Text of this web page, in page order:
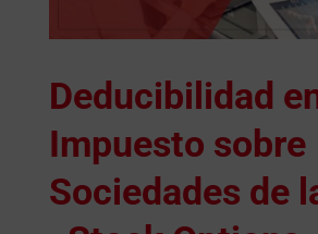
Deducibilidad
Impuesto sobre
Sociedades de